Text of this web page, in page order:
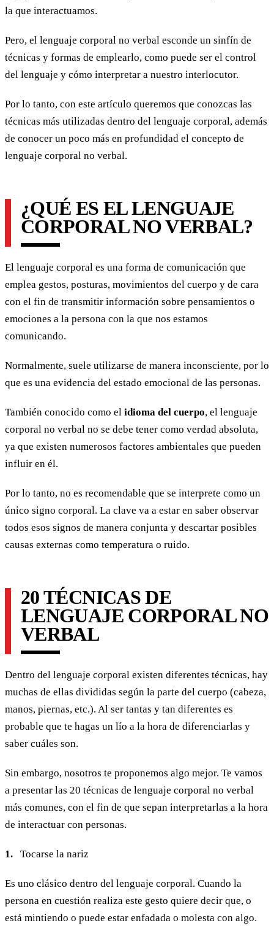
la que interactuamos.
Pero, el lenguaje corporal no verbal esconde un sinfín de
técnicas y formas de emplearlo, como puede ser el control
del lenguaje y cómo interpretar a nuestro interlocutor.
Por lo tanto, con este artículo queremos que conozcas las
técnicas más utilizadas dentro del lenguaje corporal, además
de conocer un poco más en profundidad el concepto de
lenguaje corporal no verbal.
¿QUÉ ES EL LENGUAJE
CORPORAL NO VERBAL?
El lenguaje corporal es una forma de comunicación que
emplea gestos, posturas, movimientos del cuerpo y de cara
con el fin de transmitir información sobre pensamientos o
emociones a la persona con la que nos estamos
comunicando.
Normalmente, suele utilizarse de manera inconsciente, por lo
que es una evidencia del estado emocional de las personas.
También conocido como el idioma del cuerpo, el lenguaje
corporal no verbal no se debe tener como verdad absoluta,
ya que existen numerosos factores ambientales que pueden
influir en él.
Por lo tanto, no es recomendable que se interprete como un
único signo corporal. La clave va a estar en saber observar
todos esos signos de manera conjunta y descartar posibles
causas externas como temperatura o ruido.
20 TÉCNICAS DE
LENGUAJE CORPORAL NO
VERBAL
Dentro del lenguaje corporal existen diferentes técnicas, hay
muchas de ellas divididas según la parte del cuerpo (cabeza,
manos, piernas, etc.). Al ser tantas y tan diferentes es
probable que te hagas un lío a la hora de diferenciarlas y
saber cuáles son.
Sin embargo, nosotros te proponemos algo mejor. Te vamos
a presentar las 20 técnicas de lenguaje corporal no verbal
más comunes, con el fin de que sepan interpretarlas a la hora
de interactuar con personas.
1. Tocarse la nariz
Es uno clásico dentro del lenguaje corporal. Cuando la
persona en cuestión realiza este gesto quiere decir que, o
está mintiendo o puede estar enfadada o molesta con algo.